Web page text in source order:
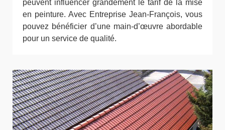
peuvent influencer grandement le tarif de la mise
en peinture. Avec Entreprise Jean-François, vous
pouvez bénéficier d’une main-d’œuvre abordable
pour un service de qualité.